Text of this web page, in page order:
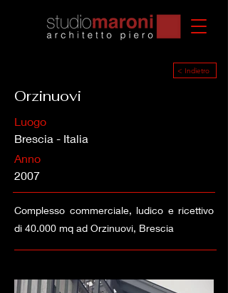
< Indietro
Orzinuovi
Luogo
Brescia - Italia
Anno
2007
Complesso commerciale, ludico e ricettivo
di 40.000 mq ad Orzinuovi, Brescia